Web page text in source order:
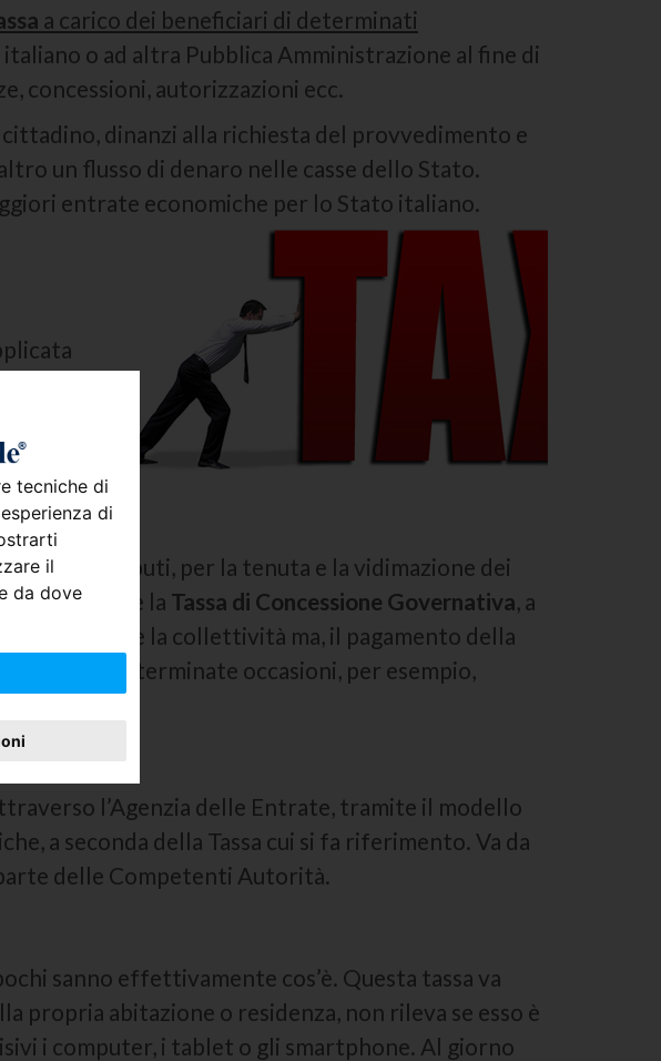
tecniche di
di
il
da dove
a carico dei beneficiari di determinati
o ad altra Pubblica Amministrazione al fine di
concessioni, autorizzazioni ecc.
dinanzi alla richiesta del provvedimento e
un flusso di denaro nelle casse dello Stato.
entrate economiche per lo Stato italiano.
ad
il
di
specie di tributi, per la tenuta e la vidimazione dei
dedurre che la Tassa di Concessione Governativa, a
la collettività ma, il pagamento della
solo in determinate occasioni, per esempio,
l’Agenzia delle Entrate, tramite il modello
a seconda della Tassa cui si fa riferimento. Va da
delle Competenti Autorità.
sanno effettivamente cos’è. Questa tassa va
propria abitazione o residenza, non rileva se esso è
i computer, i tablet o gli smartphone. Al giorno